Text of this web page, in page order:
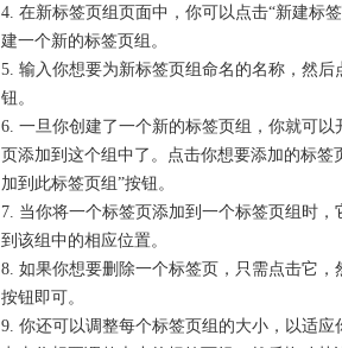
4. 在新标签页组页面中，你可以点击“新建标
建一个新的标签页组。
5. 输入你想要为新标签页组命名的名称，然后
钮。
6. 一旦你创建了一个新的标签页组，你就可以
页添加到这个组中了。点击你想要添加的标签
加到此标签页组”按钮。
7. 当你将一个标签页添加到一个标签页组时，
到该组中的相应位置。
8. 如果你想要删除一个标签页，只需点击它，
按钮即可。
9. 你还可以调整每个标签页组的大小，以适应